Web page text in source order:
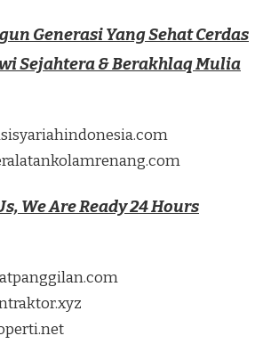
Generasi Yang Sehat Cerdas
Sejahtera & Berakhlaq Mulia
We Are Ready 24 Hours